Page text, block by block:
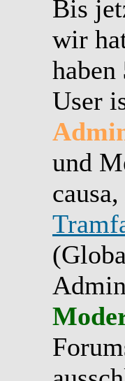
Bis
wir
haben
User
und